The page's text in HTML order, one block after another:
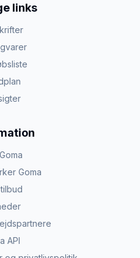
links
Goma
API